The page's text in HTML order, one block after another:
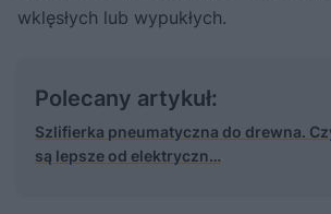
wklęsłych lub wypukłych.
Polecany artykuł:
Szlifierka pneumatyczna do drewna.
są lepsze od elektryczn…